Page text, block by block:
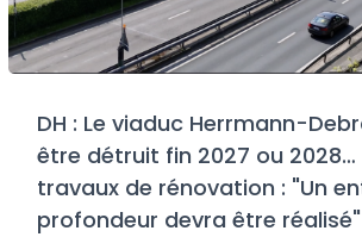
DH : Le viaduc Herrmann-
être détruit fin 2027 ou
travaux de rénovation : "Un
profondeur devra être réalisé"